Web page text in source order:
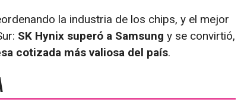
la industria de los chips, y el mejor
SK Hynix superó a Samsung y se convirtió,
cotizada más valiosa del país.